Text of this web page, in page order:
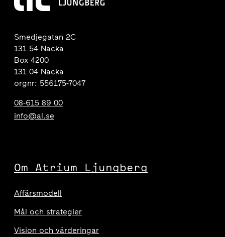
Smedjegatan 2C
131 54 Nacka
Box 4200
131 04 Nacka
orgnr: 556175-7047
08-615 89 00
info@al.se
Om Atrium Ljungberg
Affärsmodell
Mål och strategier
Vision och värderingar